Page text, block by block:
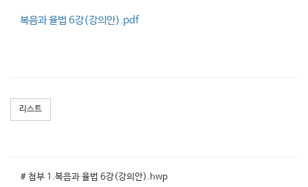
복음과 율법 6강(강의안).pdf
리스트
# 첨부 1.복음과 율법 6강(강의안).hwp